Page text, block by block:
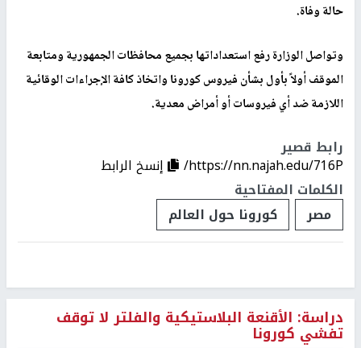
حالة وفاة.
وتواصل الوزارة رفع استعداداتها بجميع محافظات الجمهورية ومتابعة
الموقف أولاً بأول بشأن فيروس كورونا واتخاذ كافة الإجراءات الوقائية
اللازمة ضد أي فيروسات أو أمراض معدية.
رابط قصير
https://nn.najah.edu/716P/
إنسخ الرابط
الكلمات المفتاحية
مصر
كورونا حول العالم
دراسة: الأقنعة البلاستيكية والفلتر لا توقف
تفشي كورونا